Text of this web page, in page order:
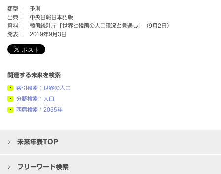
類型 ：
予測
出典 ：
中央日報日本語版
資料 ：
韓国統計庁「世界と韓国の人口現況と見通し」（9月2日）
発表 ：
2019年9月3日
関連する未来を検索
索引検索：世界の人口
分野検索：人口
西暦検索：2055年
未来年表TOP
フリーワード検索